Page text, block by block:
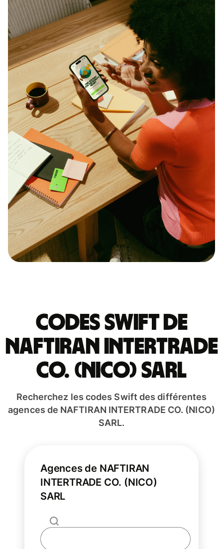
Codes Swift de
NAFTIRAN INTERTRADE
CO. (NICO) SARL
Recherchez les codes Swift des différentes
agences de NAFTIRAN INTERTRADE CO. (NICO)
SARL.
Agences de NAFTIRAN
INTERTRADE CO. (NICO)
SARL